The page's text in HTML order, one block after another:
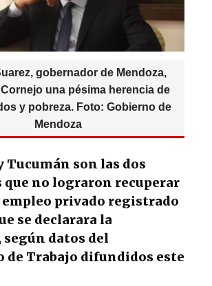
gobernador de Mendoza,
una pésima herencia de
y pobreza. Foto: Gobierno de
Mendoza
Tucumán son las dos
que no lograron recuperar
privado registrado
se declarara la
según datos del
Trabajo difundidos este